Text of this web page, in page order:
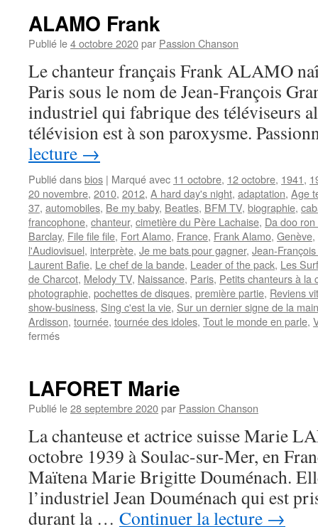
ALAMO Frank
Publié le4 octobre 2020par Passion Chanson
Le chanteur français Frank ALAMO
Paris sous le nom de Jean-François
industriel qui fabrique des téléviseurs
télévision est à son paroxysme.
lecture →
Publié dansbios | Marqué avec 11 octobre, 12 octobre, 1941,
20 novembre, 2010, 2012, A hard day's night, adaptation, Age
37, automobiles, Be my baby, Beatles, BFM TV, biographie,
francophone, chanteur, cimetière du Père Lachaise, Da doo
Barclay, File file file, Fort Alamo, France, Frank Alamo, Genève,
l'Audiovisuel, interprète, Je me bats pour gagner, Jean-
Laurent Bafie, Le chef de la bande, Leader of the pack, Les
de Charcot, Melody TV, Naissance, Paris, Petits chanteurs à la
photographie, pochettes de disques, première partie, Reviens
show-business, Sing c'est la vie, Sur un dernier signe de la main
Ardisson, tournée, tournée des idoles, Tout le monde en parle,
ferméssur
LAFORET Marie
Publié le28 septembre 2020par Passion Chanson
La chanteuse et actrice suisse Marie
octobre 1939 à Soulac-sur-Mer, en
Maïtena Marie Brigitte Douménach.
l’industriel Jean Douménach qui est
durant la … Continuer la lecture →